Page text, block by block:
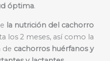
óptima.
la nutrición del cachorro
los 2 meses, así como la
de cachorros huérfanos y